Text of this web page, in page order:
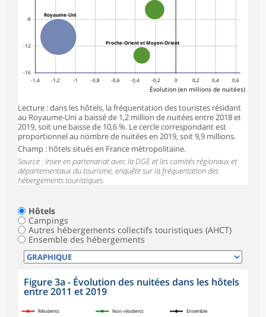
-16
-12
-8
-1,4 -1,2 -1 -0,8 -0,6 -0,4 -0,2 0 0,2 0,4 0,6
Évolution (en millions de nuitées)
Proche-Orient et Moyen-Orient
Royaume-Uni
Lecture : dans les hôtels, la fréquentation des touristes résidant
au Royaume-Uni a baissé de 1,2 million de nuitées entre 2018 et
2019, soit une baisse de 10,6 %. Le cercle correspondant est
proportionnel au nombre de nuitées en 2019, soit 9,9 millions.
Champ : hôtels situés en France métropolitaine.
Source : Insee en partenariat avec la DGE et les comités régionaux et
départementaux du tourisme, enquête sur la fréquentation des
hébergements touristiques.
Hôtels
Campings
Autres hébergements collectifs touristiques (AHCT)
Ensemble des hébergements
Figure 3a - Évolution des nuitées dans les hôtels
entre 2011 et 2019
Résidents Non-résidents Ensemble